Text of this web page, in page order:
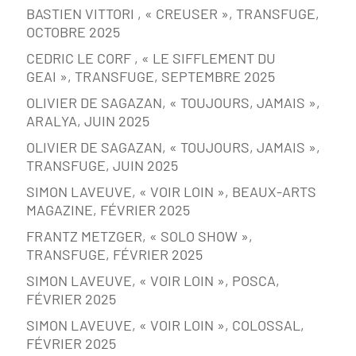
BASTIEN VITTORI , « CREUSER », TRANSFUGE,
OCTOBRE 2025
CEDRIC LE CORF , « LE SIFFLEMENT DU
GEAI », TRANSFUGE, SEPTEMBRE 2025
OLIVIER DE SAGAZAN, « TOUJOURS, JAMAIS »,
ARALYA, JUIN 2025
OLIVIER DE SAGAZAN, « TOUJOURS, JAMAIS »,
TRANSFUGE, JUIN 2025
SIMON LAVEUVE, « VOIR LOIN », BEAUX-ARTS
MAGAZINE, FÉVRIER 2025
FRANTZ METZGER, « SOLO SHOW »,
TRANSFUGE, FÉVRIER 2025
SIMON LAVEUVE, « VOIR LOIN », POSCA,
FÉVRIER 2025
SIMON LAVEUVE, « VOIR LOIN », COLOSSAL,
FÉVRIER 2025